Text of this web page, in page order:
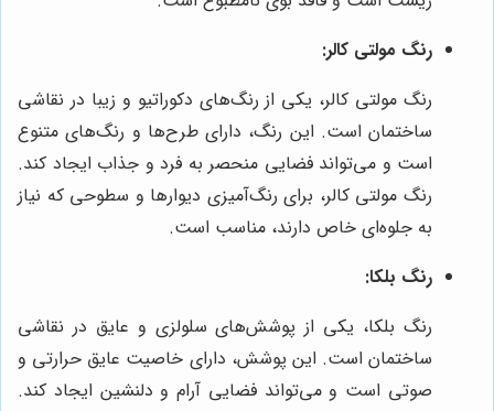
رنگ مولتی کالر:
رنگ مولتی کالر، یکی از رنگ‌های دکوراتیو و زیبا در نقاشی
ساختمان است. این رنگ، دارای طرح‌ها و رنگ‌های متنوع
است و می‌تواند فضایی منحصر به فرد و جذاب ایجاد کند.
رنگ مولتی کالر، برای رنگ‌آمیزی دیوارها و سطوحی که نیاز
به جلوه‌ای خاص دارند، مناسب است.
رنگ بلکا:
رنگ بلکا، یکی از پوشش‌های سلولزی و عایق در نقاشی
ساختمان است. این پوشش، دارای خاصیت عایق حرارتی و
صوتی است و می‌تواند فضایی آرام و دلنشین ایجاد کند.